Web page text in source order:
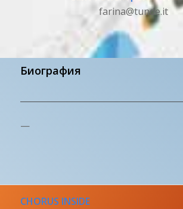
farina@tunde.it
Биография
—
CHORUS INSIDE